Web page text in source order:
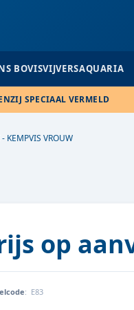
BOVISVIJVERSAQUARIA
SPECIAAL VERMELD
KEMPVIS VROUW
op
: E83